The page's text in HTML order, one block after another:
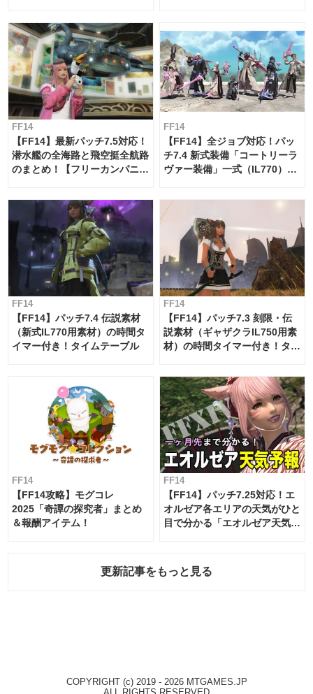
FF14
【FF14】最新パッチ7.5対応！
潜水艦の全海路と飛空挺全航路
のまとめ！【フリーカンパニ
FF14
【FF14】全ジョブ対応！パッ
チ7.4 新式装備「コートリーラ
ヴァー装備」一式（IL770）の
FF14
【FF14】パッチ7.4 伝説素材
（新式IL770用素材）の時間タ
イマー付き！タイムテーブル
FF14
【FF14】パッチ7.3 刻限・伝
説素材（ギャザクラIL750用素
材）の時間タイマー付き！タイ
FF14
【FF14攻略】モグコレ
2025「奇譚の探究者」まとめ
＆報酬アイテム！
FF14
【FF14】パッチ7.25対応！エ
オルゼア各エリアの天気がひと
目で分かる「エオルゼア天気予
更新記事をもっと見る
COPYRIGHT (c) 2019 - 2026 MTGAMES.JP